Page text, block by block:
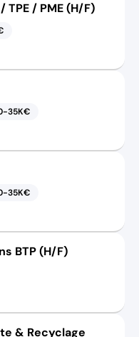
TPE / PME (H/F)
35K€
35K€
BTP (H/F)
& Recyclage